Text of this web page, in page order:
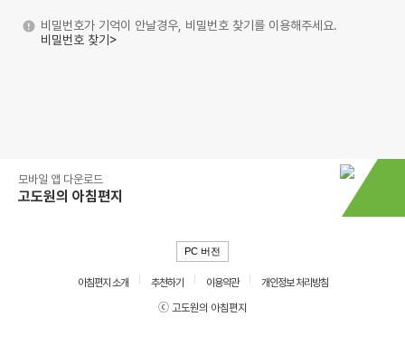
비밀번호가 기억이 안날경우, 비밀번호 찾기를 이용해주세요.
비밀번호 찾기>
모바일 앱 다운로드
고도원의 아침편지
PC 버전
아침편지 소개 추천하기 이용약관
개인정보 처리방침
ⓒ 고도원의 아침편지